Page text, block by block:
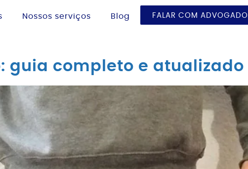
Nossos serviços Blog FALAR COM ADVOGADO
guia completo e atualizado